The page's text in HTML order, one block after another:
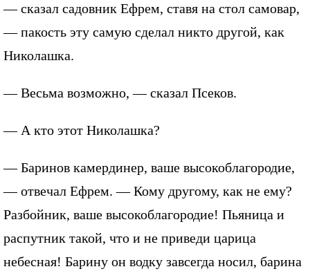
— сказал садовник Ефрем, ставя на стол самовар,
— пакость эту самую сделал никто другой, как
Николашка.
— Весьма возможно, — сказал Псеков.
— А кто этот Николашка?
— Баринов камердинер, ваше высокоблагородие,
— отвечал Ефрем. — Кому другому, как не ему?
Разбойник, ваше высокоблагородие! Пьяница и
распутник такой, что и не приведи царица
небесная! Барину он водку завсегда носил, барина